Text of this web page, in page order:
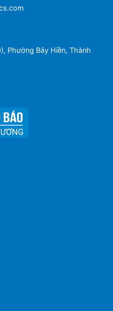
Phường Bảy Hiền, Thành